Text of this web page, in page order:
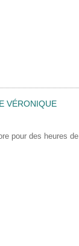
VÉRONIQUE
pour des heures de